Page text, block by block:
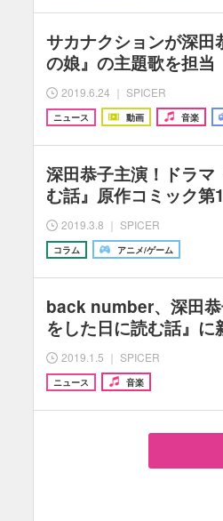
サカナクションが深田
の娘』の主題歌を担
2019.6.24 ｜ SPICER
ニュース 動画 音楽
深田恭子主演！ドラ
む話』原作コミック
2019.3.8 ｜ SPICER
コラム アニメ/ゲーム
back number、深田
をした日に読む話』
2019.1.5 ｜ SPICER
ニュース 音楽